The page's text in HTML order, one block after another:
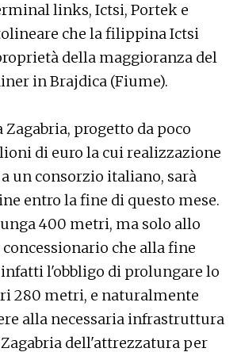
links, Ictsi, Portek e
che la filippina Ictsi
della maggioranza del
in Brajdica (Fiume).
Zagabria, progetto da poco
di euro la cui realizzazione
un consorzio italiano, sarà
entro la fine di questo mese.
400 metri, ma solo allo
che alla fine
l'obbligo di prolungare lo
280 metri, e naturalmente
alla necessaria infrastruttura
Zagabria dell'attrezzatura per